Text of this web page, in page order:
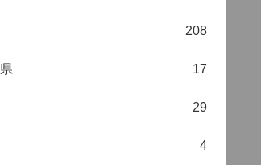
208
17
29
4